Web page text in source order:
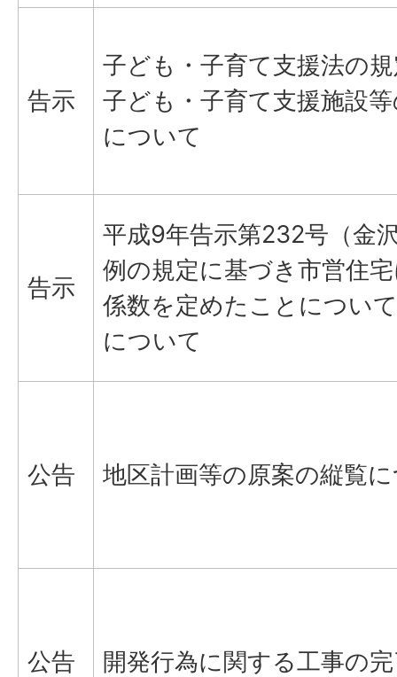
告示
子ども・子育て支援法の
子ども・子育て支援施設
について
告示
平成9年告示第232号（金
例の規定に基づき市営住
係数を定めたことについ
について
公告 地区計画等の原案の縦覧
公告 開発行為に関する工事の